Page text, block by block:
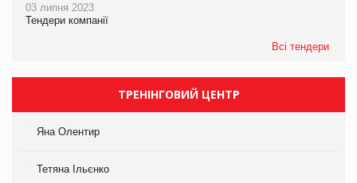
03 липня 2023
Тендери компанії
Всі тендери
ТРЕНІНГОВИЙ ЦЕНТР
Яна Олентир
Тетяна Ільєнко